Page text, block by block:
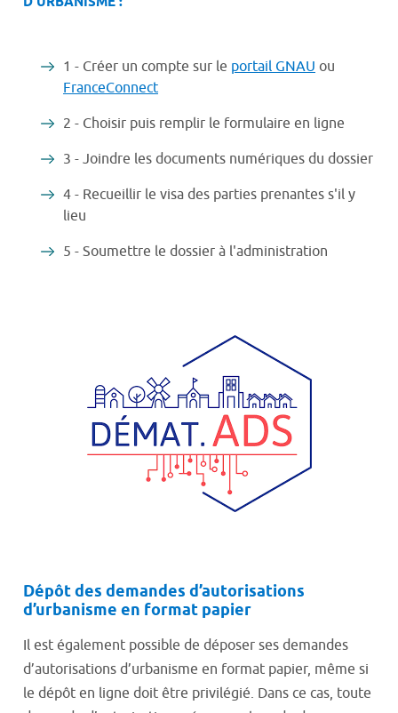
1 - Créer un compte sur le portail GNAU ou
FranceConnect
2 - Choisir puis remplir le formulaire en ligne
3 - Joindre les documents numériques du dossier
4 - Recueillir le visa des parties prenantes s'il y
lieu
5 - Soumettre le dossier à l'administration
Dépôt des demandes d’autorisations
d’urbanisme en format papier
Il est également possible de déposer ses demandes
d’autorisations d’urbanisme en format papier, même si
le dépôt en ligne doit être privilégié. Dans ce cas, toute